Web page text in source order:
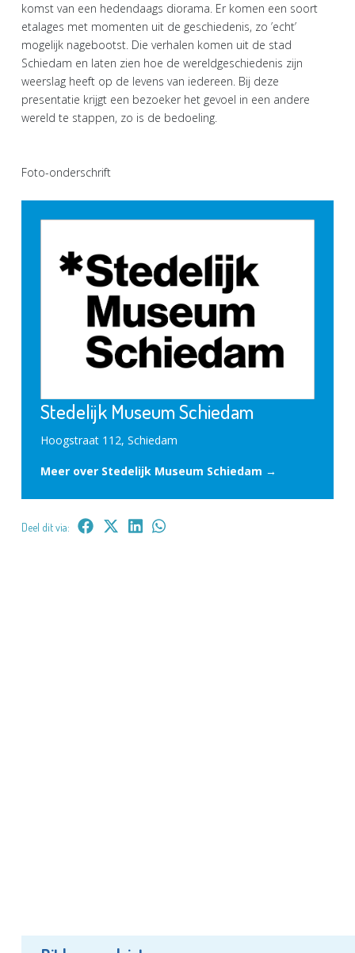
komst van een hedendaags diorama. Er komen een soort
etalages met momenten uit de geschiedenis, zo ’echt’
mogelijk nagebootst. Die verhalen komen uit de stad
Schiedam en laten zien hoe de wereldgeschiedenis zijn
weerslag heeft op de levens van iedereen. Bij deze
presentatie krijgt een bezoeker het gevoel in een andere
wereld te stappen, zo is de bedoeling.
Foto-onderschrift
Stedelijk Museum Schiedam
Hoogstraat 112, Schiedam
Meer over Stedelijk Museum Schiedam →
Deel dit via: